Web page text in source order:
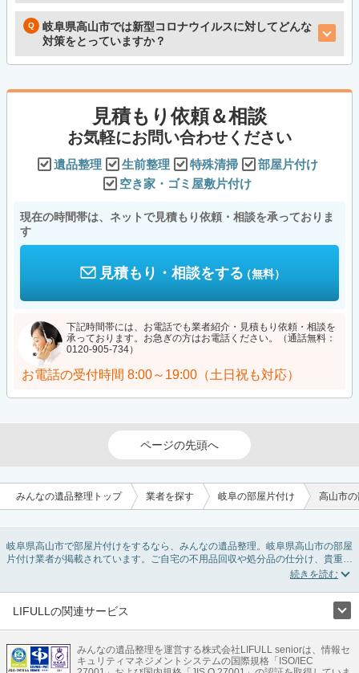
岐阜県高山市では新型コロナウイルスに対してどんな
対策をとっていますか？
見積もり依頼＆相談
お気軽にお問い合わせください
遺品整理 生前整理 特殊清掃
部屋片付け
空き家・ゴミ屋敷片付け
現在の時間帯は、ネットで見積もり依頼・相談を承っておりま
す
見積もり・相談をする（無料）
下記時間帯には、お電話でも業者紹介・見積もり依頼・相談を
承っております。お急ぎの方はお電話ください。（通話無料：
0120-905-734）
お電話の受付時間 8:00～19:00（土日祝も対応）
ページの先頭へ
みんなの遺品整理トップ 業者を探す 岐阜の部屋片付け 高山市
岐阜県高山市で部屋片付けをするなら、みんなの遺品整理。岐阜県高山市の部屋
片付け業者が掲載されています。ご自宅の不用品回収や処分品の仕分け、貴重品
の捜索などの依頼ができます。岐阜県高山市の部屋片付けの料金相場情報だけで
う。部屋片付けはいつか着手しようと思っていると、ついつい後回しになってし
ご自分で無理なくできる片付け方法やご実家の片付けノウハウもお届けしていま
すので、ぜひあわせてご覧ください。
LIFULLの関連サービス
不動産・住宅
引越し 老人ホーム 地方創生 ママの就労支援
不動産クラウドファンディング 遺品整理 老後の暮らし情報
みんなの遺品整理を運営する株式会社LIFULL seniorは、情報セ
キュリティマネジメントシステムの国際規格「ISO/IEC